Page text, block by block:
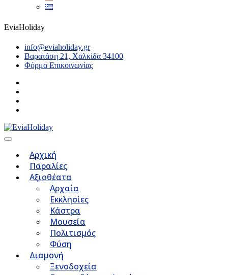
EviaHoliday
info@eviaholiday.gr
Βαρατάση 21, Χαλκίδα 34100
Φόρμα Επικοινωνίας
Αρχική
Παραλίες
Αξιοθέατα
Αρχαία
Εκκλησίες
Κάστρα
Μουσεία
Πολιτισμός
Φύση
Διαμονή
Ξενοδοχεία